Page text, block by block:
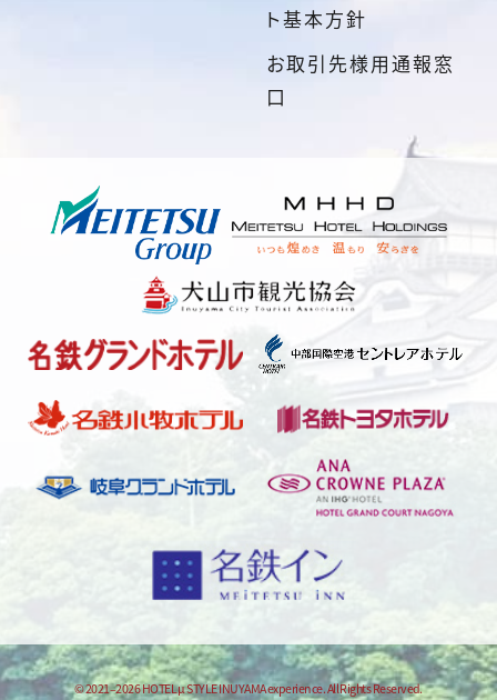
ト基本方針
お取引先様用通報窓
口
© 2021–2026 HOTEL μ STYLE INUYAMA experience. All Rights Reserved.